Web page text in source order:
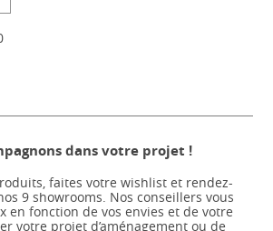
dans votre projet !
faites votre wishlist et rendez-
9 showrooms. Nos conseillers vous
en fonction de vos envies et de votre
votre projet d’aménagement ou de